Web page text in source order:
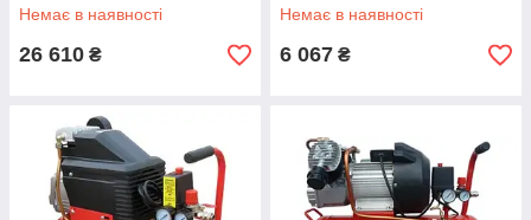
Немає в наявності
26 610 ₴
Немає в наявності
6 067 ₴